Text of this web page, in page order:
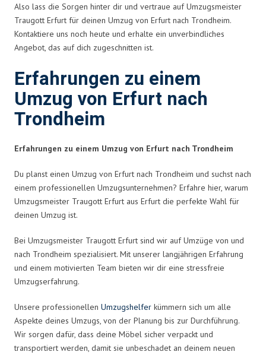
Also lass die Sorgen hinter dir und vertraue auf Umzugsmeister
Traugott Erfurt für deinen Umzug von Erfurt nach Trondheim.
Kontaktiere uns noch heute und erhalte ein unverbindliches
Angebot, das auf dich zugeschnitten ist.
Erfahrungen zu einem
Umzug von Erfurt nach
Trondheim
Erfahrungen zu einem Umzug von Erfurt nach Trondheim
Du planst einen Umzug von Erfurt nach Trondheim und suchst nach
einem professionellen Umzugsunternehmen? Erfahre hier, warum
Umzugsmeister Traugott Erfurt aus Erfurt die perfekte Wahl für
deinen Umzug ist.
Bei Umzugsmeister Traugott Erfurt sind wir auf Umzüge von und
nach Trondheim spezialisiert. Mit unserer langjährigen Erfahrung
und einem motivierten Team bieten wir dir eine stressfreie
Umzugserfahrung.
Unsere professionellen Umzugshelfer kümmern sich um alle
Aspekte deines Umzugs, von der Planung bis zur Durchführung.
Wir sorgen dafür, dass deine Möbel sicher verpackt und
transportiert werden, damit sie unbeschadet an deinem neuen